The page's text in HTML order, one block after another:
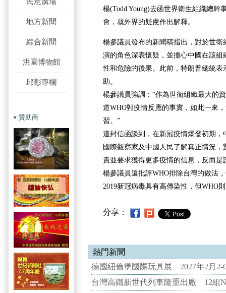
地方新聞
綜合新聞
洪園博物館
邱彰專欄
贊助商
楊(Todd Young)去函世界衛生組織總幹
會，就外界的疑慮作出解釋。
楊參議員發布的新聞稿指出，對於世
演的角色深表懷疑，並擔心中國在該
性和危險的後果。此前，特朗普總統
助。
楊參議員強調：“作為世衛組織最大的
道WHO對疫情反應的事實，如此一來
習。”
這封信函談到，在新冠疫情爆發初期
國際觀察家及中國人民了解真正情況
責並要求獲得更多疫情的信息，反而是
楊參議員還批評WHO排除台灣的做法
2019新冠病毒具有高傳染性，但WHO
分享：
熱門新聞
德國紐倫堡國際玩具展 2027年2月2-
台灣高鐵新世代列車隆重出廠 12組